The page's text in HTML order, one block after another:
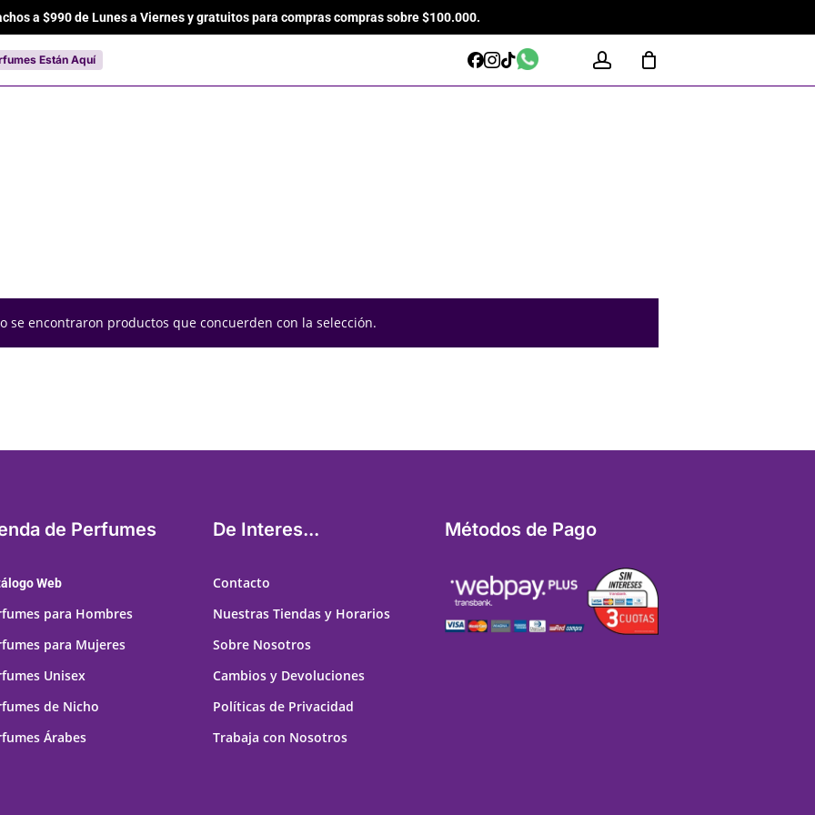
a $990 de Lunes a Viernes y gratuitos para compras compras sobre $100.000.
Están Aquí account
Facebook
Instagram
Tiktok
WhatsApp
se encontraron productos que concuerden con la selección.
de Perfumes
Web
para Hombres
para Mujeres
Unisex
de Nicho
Árabes
De Interes...
Contacto
Nuestras Tiendas y Horarios
Sobre Nosotros
Cambios y Devoluciones
Políticas de Privacidad
Trabaja con Nosotros
Métodos de Pago